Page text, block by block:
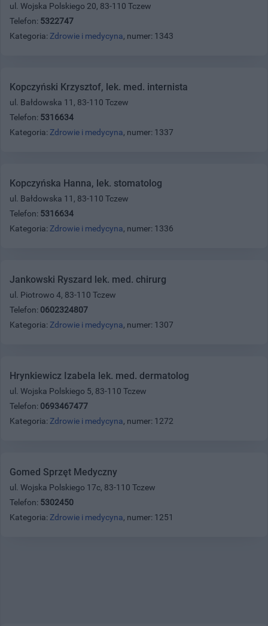
ul. Wojska Polskiego 20, 83-110 Tczew
Telefon: 5322747
Kategoria: Zdrowie i medycyna, numer: 1343
Kopczyński Krzysztof, lek. med. internista
ul. Bałdowska 11, 83-110 Tczew
Telefon: 5316634
Kategoria: Zdrowie i medycyna, numer: 1337
Kopczyńska Hanna, lek. stomatolog
ul. Bałdowska 11, 83-110 Tczew
Telefon: 5316634
Kategoria: Zdrowie i medycyna, numer: 1336
Jankowski Ryszard lek. med. chirurg
ul. Piotrowo 4, 83-110 Tczew
Telefon: 0602324807
Kategoria: Zdrowie i medycyna, numer: 1307
Hrynkiewicz Izabela lek. med. dermatolog
ul. Wojska Polskiego 5, 83-110 Tczew
Telefon: 0693467477
Kategoria: Zdrowie i medycyna, numer: 1272
Gomed Sprzęt Medyczny
ul. Wojska Polskiego 17c, 83-110 Tczew
Telefon: 5302450
Kategoria: Zdrowie i medycyna, numer: 1251